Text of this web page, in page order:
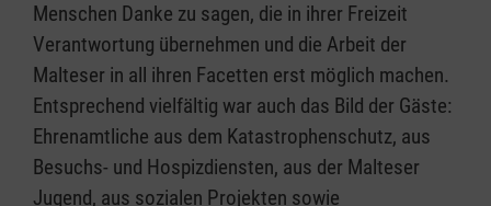
Menschen Danke zu sagen, die in ihrer Freizeit
Verantwortung übernehmen und die Arbeit der
Malteser in all ihren Facetten erst möglich machen.
Entsprechend vielfältig war auch das Bild der Gäste:
Ehrenamtliche aus dem Katastrophenschutz, aus
Besuchs- und Hospizdiensten, aus der Malteser
Jugend, aus sozialen Projekten sowie